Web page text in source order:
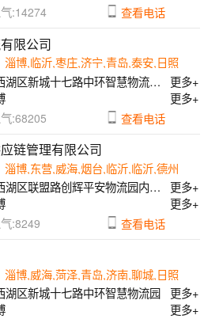
:14274 查看电话
限公司
淄博,临沂,枣庄,济宁,青岛,泰安,日照
区新城十七路中环智慧物流园88号
更多+
更多+
:68205 查看电话
链管理有限公司
淄博,东营,威海,烟台,临沂,临沂,德州
区联盟路创辉平安物流园内3楼办公室
更多+
更多+
:8249 查看电话
淄博,威海,菏泽,青岛,济南,聊城,日照
湖区新城十七路中环智慧物流园
更多+
更多+